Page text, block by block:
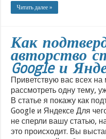
Читать далее »
Как
авторство
Google и
Приветствую вас всех
рассмотреть одну тему,
В статье я покажу как
Google и Яндексе Для
не сперли вашу статью,
это происходит. Вы